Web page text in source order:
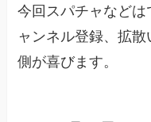
今回スパチャなど
ャンネル登録、拡
側が喜びます。